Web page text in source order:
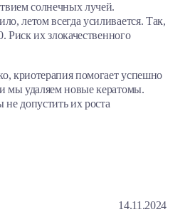
солнечных лучей.
летом всегда усиливается. Так,
Риск их злокачественного
криотерапия помогает успешно
мы удаляем новые кератомы.
не допустить их роста
14.11.2024